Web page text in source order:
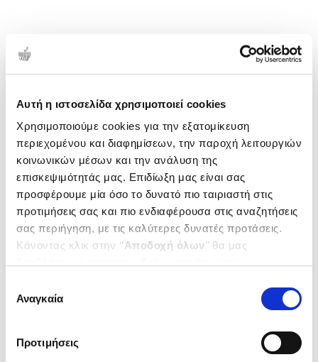
Αυτή η ιστοσελίδα χρησιμοποιεί cookies
Χρησιμοποιούμε cookies για την εξατομίκευση
περιεχομένου και διαφημίσεων, την παροχή λειτουργιών
κοινωνικών μέσων και την ανάλυση της
επισκεψιμότητάς μας. Επιδίωξη μας είναι σας
προσφέρουμε μία όσο το δυνατό πιο ταιριαστή στις
προτιμήσεις σας και πιο ενδιαφέρουσα στις αναζητήσεις
σας περιήγηση, με τις καλύτερες δυνατές προτάσεις.
Κάνοντας κλικ στην ‘’Αποδοχή όλων’’ θα μας
ενδιαφέρουν και να επιλέξετε από τα παρακάτω με την
΄΄και να ενημερωθείτε σχετικά με
συγκατάθεσης
Αναγκαία
Προτιμήσεις